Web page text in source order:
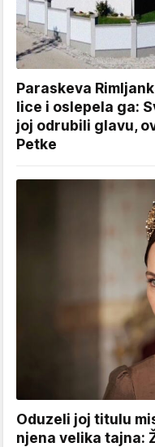
Paraskeva
lice i oslepela ga:
joj odrubili glavu,
Petke
Oduzeli joj titulu
njena velika tajna: